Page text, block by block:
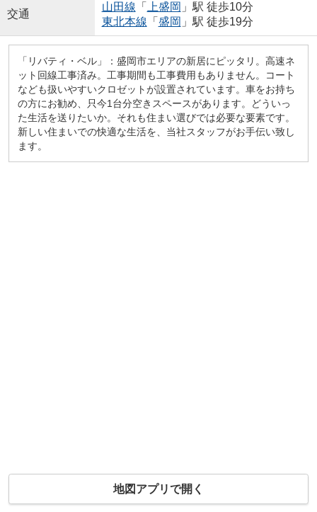
交通
山田線 「 上盛岡 」駅 徒歩10分
東北本線 「 盛岡 」駅 徒歩19分
「リバティ・ベル」：盛岡市エリアの新居にピッタリ。高速ネ
ット回線工事済み。工事期間も工事費用もありません。コート
なども扱いやすいクロゼットが設置されています。車をお持ち
の方にお勧め、只今1台分空きスペースがあります。どういっ
た生活を送りたいか。それも住まい選びでは必要な要素です。
新しい住まいでの快適な生活を、当社スタッフがお手伝い致し
ます。
地図アプリで開く